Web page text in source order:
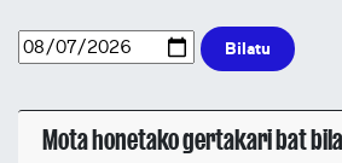
Bilatu
Mota honetako gertakari bat